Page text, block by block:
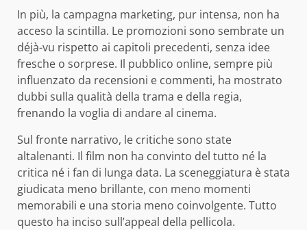
In più, la campagna marketing, pur intensa, non ha
acceso la scintilla. Le promozioni sono sembrate un
déjà-vu rispetto ai capitoli precedenti, senza idee
fresche o sorprese. Il pubblico online, sempre più
influenzato da recensioni e commenti, ha mostrato
dubbi sulla qualità della trama e della regia,
frenando la voglia di andare al cinema.
Sul fronte narrativo, le critiche sono state
altalenanti. Il film non ha convinto del tutto né la
critica né i fan di lunga data. La sceneggiatura è stata
giudicata meno brillante, con meno momenti
memorabili e una storia meno coinvolgente. Tutto
questo ha inciso sull’appeal della pellicola.